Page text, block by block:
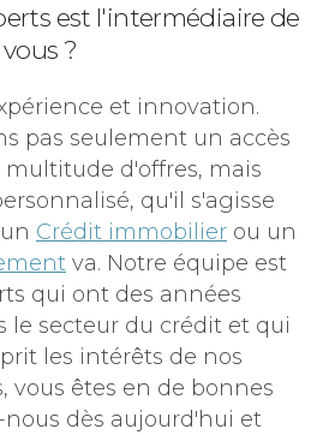
est l'intermédiaire de
?
et innovation.
pas seulement un accès
d'offres, mais
qu'il s'agisse
Crédit immobilier ou un
va. Notre équipe est
qui ont des années
le secteur du crédit et qui
les intérêts de nos
vous êtes en de bonnes
nous dès aujourd'hui et